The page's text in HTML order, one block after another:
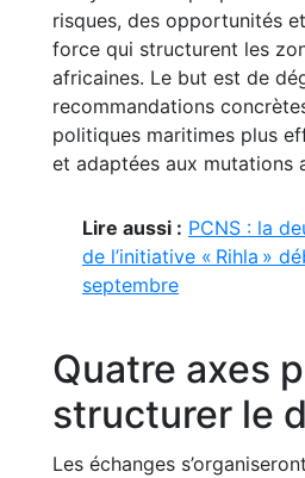
risques, des opportunités
force qui structurent les
africaines. Le but est de
recommandations
politiques maritimes plus
et adaptées aux mutations
Lire aussi : PCNS : la
de l’initiative « Rihla »
septembre
Quatre axes
structurer le
Les échanges